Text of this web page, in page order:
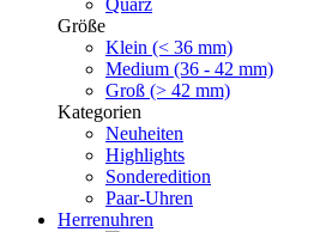
Quarz
Größe
Klein (< 36 mm)
Medium (36 - 42 mm)
Groß (> 42 mm)
Kategorien
Neuheiten
Highlights
Sonderedition
Paar-Uhren
Herrenuhren